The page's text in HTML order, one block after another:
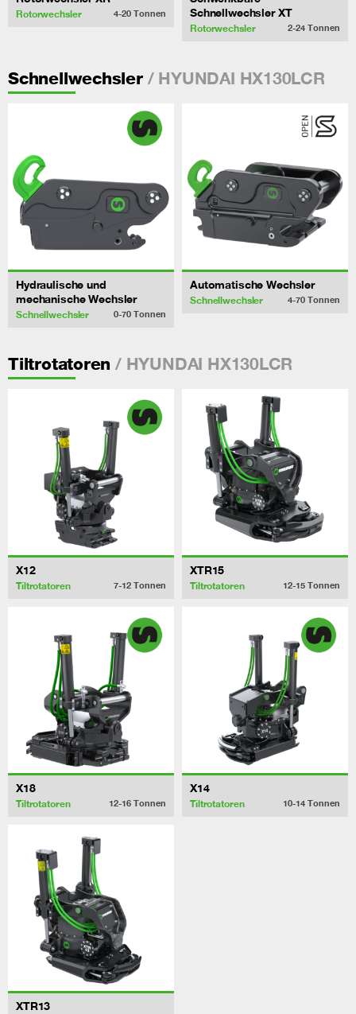
Rotorwechsler 4-20 Tonnen
Schnellwechsler XT
Rotorwechsler 2-24 Tonnen
Schnellwechsler/ HYUNDAI HX130LCR
Hydraulische und
mechanische Wechsler
Schnellwechsler 0-70 Tonnen
Automatische Wechsler
Schnellwechsler 4-70 Tonnen
Tiltrotatoren / HYUNDAI HX130LCR
X12
Tiltrotatoren 7-12 Tonnen
XTR15
Tiltrotatoren 12-15 Tonnen
X18
Tiltrotatoren 12-16 Tonnen
X14
Tiltrotatoren 10-14 Tonnen
XTR13